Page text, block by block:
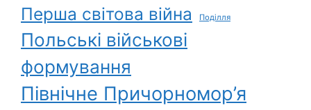
Перша світова війна Поділля
Польські військові
формування
Північне Причорномор’я